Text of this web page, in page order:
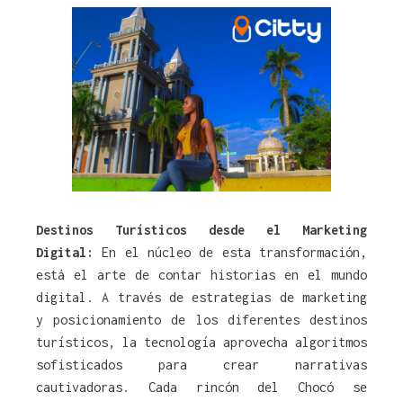
Destinos Turísticos desde el Marketing
Digital:
En el núcleo de esta transformación,
está el arte de contar historias en el mundo
digital. A través de estrategias de marketing
y posicionamiento de los diferentes destinos
turísticos, la tecnología aprovecha algoritmos
sofisticados para crear narrativas
cautivadoras. Cada rincón del Chocó se